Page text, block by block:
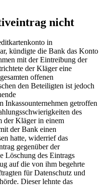
nicht
in
kündigte die Bank das Konto
mit der Eintreibung der
der Kläger eine
offenen
den Beteiligten ist jedoch
Inkassounternehmen getroffen
des
der Kläger in einem
der Bank einen
hatte, widerrief das
gegenüber der
Löschung des Eintrags
auf die von ihm begehrte
für Datenschutz und
Dieser lehnte das